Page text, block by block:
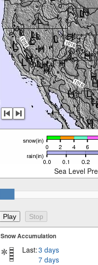
Sea Level
Snow Accumulation
Last:3 days
7 days